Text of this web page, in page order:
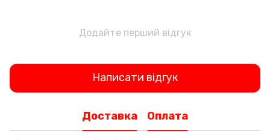
Додайте перший відгук
Написати відгук
Доставка Оплата